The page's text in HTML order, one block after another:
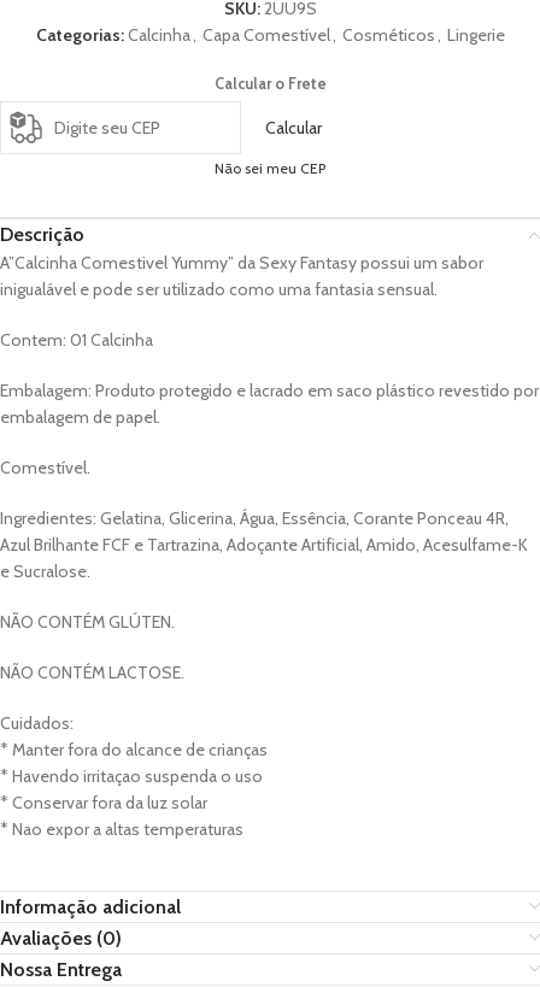
SKU:2UU9S
Categorias:Calcinha, Capa Comestível, Cosméticos, Lingerie
Calcular o Frete
Calcular
Não sei meu CEP
Descrição
A”Calcinha Comestivel Yummy” da Sexy Fantasy possui um sabor
inigualável e pode ser utilizado como uma fantasia sensual.
Contem: 01 Calcinha
Embalagem: Produto protegido e lacrado em saco plástico revestido por
embalagem de papel.
Comestível.
Ingredientes: Gelatina, Glicerina, Água, Essência, Corante Ponceau 4R,
Azul Brilhante FCF e Tartrazina, Adoçante Artificial, Amido, Acesulfame-K
e Sucralose.
NÃO CONTÉM GLÚTEN.
NÃO CONTÉM LACTOSE.
Cuidados:
* Manter fora do alcance de crianças
* Havendo irritaçao suspenda o uso
* Conservar fora da luz solar
* Nao expor a altas temperaturas
Informação adicional
Avaliações (0)
Nossa Entrega